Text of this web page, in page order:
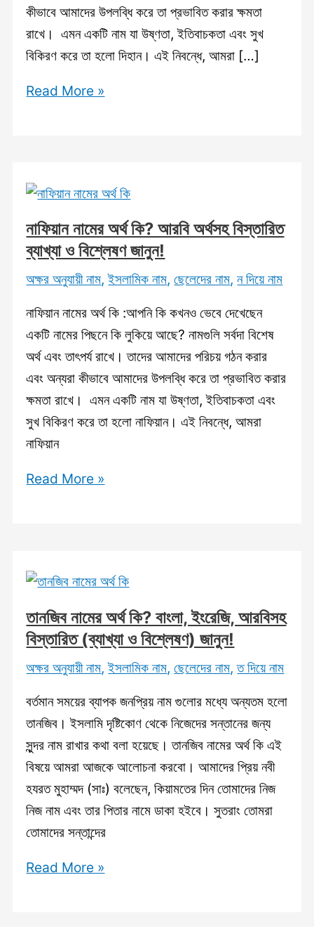
কীভাবে আমাদের উপলব্ধি করে তা প্রভাবিত করার ক্ষমতা
রাখে। এমন একটি নাম যা উষ্ণতা, ইতিবাচকতা এবং সুখ
বিকিরণ করে তা হলো দিহান। এই নিবন্ধে, আমরা […]
দিহান
অর্থসহবিস্তারিত
ব্যাখ্যা
ও
বিশ্লেষণ
জানুন!
Read More »
নাফিয়ান নামের অর্থ কি? আরবি অর্থসহ বিস্তারিত
ব্যাখ্যা ও বিশ্লেষণ জানুন!
অক্ষর অনুযায়ী নাম,ইসলামিক নাম,ছেলেদের নাম,ন দিয়ে নাম
নাফিয়ান নামের অর্থ কি :আপনি কি কখনও ভেবে দেখেছেন
একটি নামের পিছনে কি লুকিয়ে আছে? নামগুলি সর্বদা বিশেষ
অর্থ এবং তাৎপর্য রাখে। তাদের আমাদের পরিচয় গঠন করার
এবং অন্যরা কীভাবে আমাদের উপলব্ধি করে তা প্রভাবিত করার
ক্ষমতা রাখে। এমন একটি নাম যা উষ্ণতা, ইতিবাচকতা এবং
সুখ বিকিরণ করে তা হলো নাফিয়ান। এই নিবন্ধে, আমরা
নাফিয়ান
নাফিয়ান
অর্থসহ
বিস্তারিত
ব্যাখ্যা
ও
বিশ্লেষণ
জানুন!
Read More »
তানজিব নামের অর্থ কি? বাংলা, ইংরেজি, আরবিসহ
বিস্তারিত (ব্যাখ্যা ও বিশ্লেষণ) জানুন!
অক্ষর অনুযায়ী নাম,ইসলামিক নাম,ছেলেদের নাম,ত দিয়ে নাম
বর্তমান সময়ের ব্যাপক জনপ্রিয় নাম গুলোর মধ্যে অন্যতম হলো
তানজিব। ইসলামি দৃষ্টিকোণ থেকে নিজেদের সন্তানের জন্য
সুন্দর নাম রাখার কথা বলা হয়েছে। তানজিব নামের অর্থ কি এই
বিষয়ে আমরা আজকে আলোচনা করবো। আমাদের প্রিয় নবী
হযরত মুহাম্মদ (সাঃ) বলেছেন, কিয়ামতের দিন তোমাদের নিজ
নিজ নাম এবং তার পিতার নামে ডাকা হইবে। সুতরাং তোমরা
তোমাদের সন্তান্দের
তানজিব
Read More »